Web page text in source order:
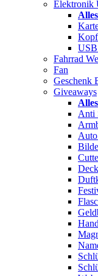
Elektronik
Fahrrad
Fan
Geschenk
Giveaways
Anti